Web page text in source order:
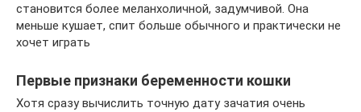
становится более меланхоличной, задумчивой. Она
меньше кушает, спит больше обычного и практически не
хочет играть
Первые признаки беременности кошки
Хотя сразу вычислить точную дату зачатия очень